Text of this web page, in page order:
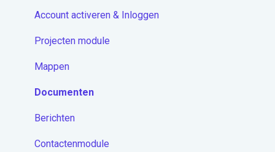
Account activeren & Inloggen
Projecten module
Mappen
Documenten
Berichten
Contactenmodule